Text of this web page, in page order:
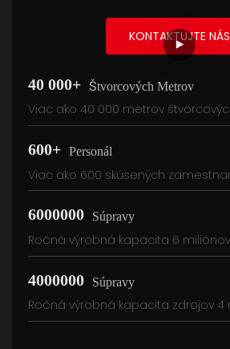
KONTAKTUJTE NÁS
40 000+ Štvorcových Metrov
Viac ako 40 000 metrov
600+ Personál
Viac ako 600 skúsených
6000000 Súpravy
Ročná výrobná kapacita 6
4000000 Súpravy
Ročná výrobná kapacita zdrojov 4